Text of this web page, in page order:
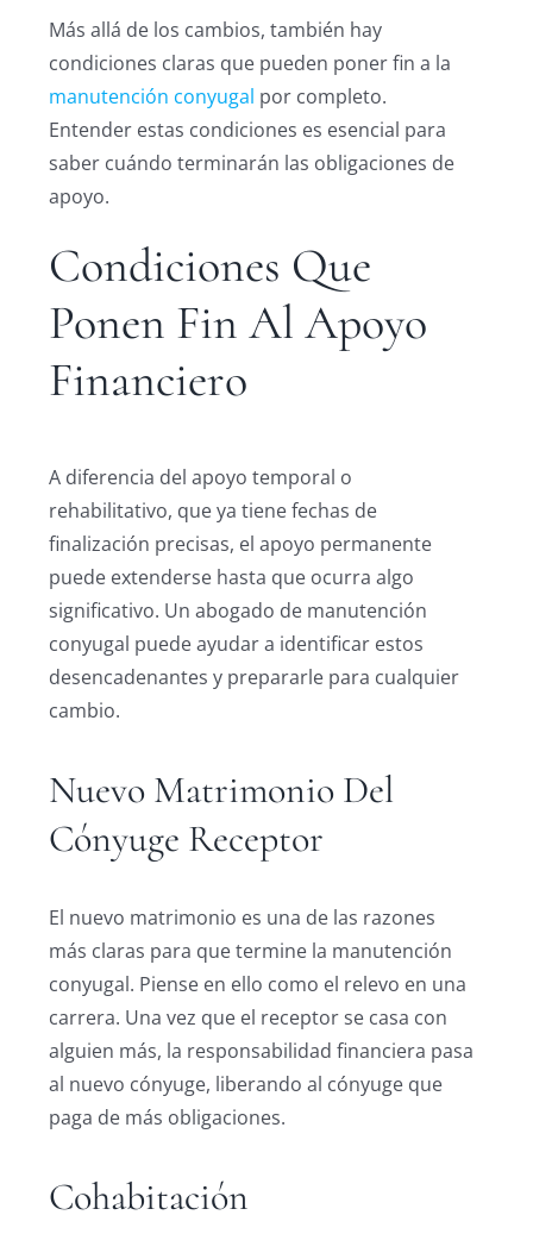
Más allá de los cambios, también hay
condiciones claras que pueden poner fin a la
manutención conyugal por completo.
Entender estas condiciones es esencial para
saber cuándo terminarán las obligaciones de
apoyo.
Condiciones Que
Ponen Fin Al Apoyo
Financiero
A diferencia del apoyo temporal o
rehabilitativo, que ya tiene fechas de
finalización precisas, el apoyo permanente
puede extenderse hasta que ocurra algo
significativo. Un abogado de manutención
conyugal puede ayudar a identificar estos
desencadenantes y prepararle para cualquier
cambio.
Nuevo Matrimonio Del
Cónyuge Receptor
El nuevo matrimonio es una de las razones
más claras para que termine la manutención
conyugal. Piense en ello como el relevo en una
carrera. Una vez que el receptor se casa con
alguien más, la responsabilidad financiera pasa
al nuevo cónyuge, liberando al cónyuge que
paga de más obligaciones.
Cohabitación